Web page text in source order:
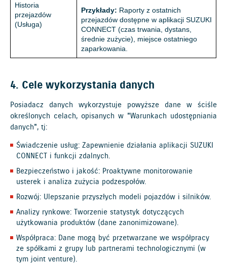
Historia
przejazdów
(Usługa)
Przykłady: Raporty z ostatnich
przejazdów dostępne w aplikacji SUZUKI
CONNECT (czas trwania, dystans,
średnie zużycie), miejsce ostatniego
zaparkowania.
4. Cele wykorzystania danych
Posiadacz danych wykorzystuje powyższe dane w ściśle
określonych celach, opisanych w "Warunkach udostępniania
danych", tj:
Świadczenie usług: Zapewnienie działania aplikacji SUZUKI
CONNECT i funkcji zdalnych.
Bezpieczeństwo i jakość: Proaktywne monitorowanie
usterek i analiza zużycia podzespołów.
Rozwój: Ulepszanie przyszłych modeli pojazdów i silników.
Analizy rynkowe: Tworzenie statystyk dotyczących
użytkowania produktów (dane zanonimizowane).
Współpraca: Dane mogą być przetwarzane we współpracy
ze spółkami z grupy lub partnerami technologicznymi (w
tym joint venture).